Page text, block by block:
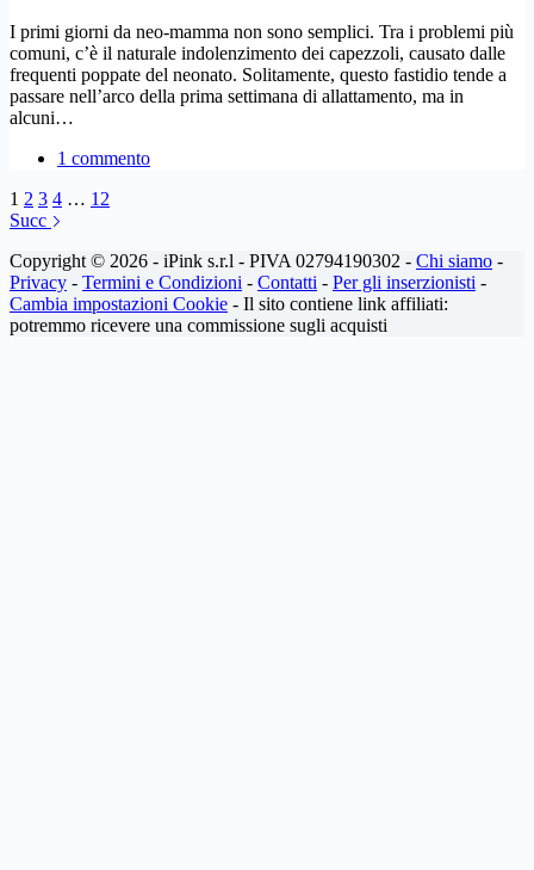
I primi giorni da neo-mamma non sono semplici. Tra i problemi più
comuni, c’è il naturale indolenzimento dei capezzoli, causato dalle
frequenti poppate del neonato. Solitamente, questo fastidio tende a
passare nell’arco della prima settimana di allattamento, ma in
alcuni…
1 commento
1 2 3 4 … 12
Succ
Copyright © 2026 - iPink s.r.l - PIVA 02794190302 - Chi siamo -
Privacy - Termini e Condizioni - Contatti - Per gli inserzionisti -
Cambia impostazioni Cookie - Il sito contiene link affiliati:
potremmo ricevere una commissione sugli acquisti